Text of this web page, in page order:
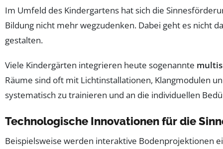
Im Umfeld des Kindergartens hat sich die
Bildung nicht mehr wegzudenken. Dabei geht es nicht
gestalten.
Viele Kindergärten integrieren heute sogenannte
Räume sind oft mit Lichtinstallationen, Klangmodulen
systematisch zu trainieren und an die individuellen
Technologische Innovationen für die
Beispielsweise werden interaktive Bodenprojektionen